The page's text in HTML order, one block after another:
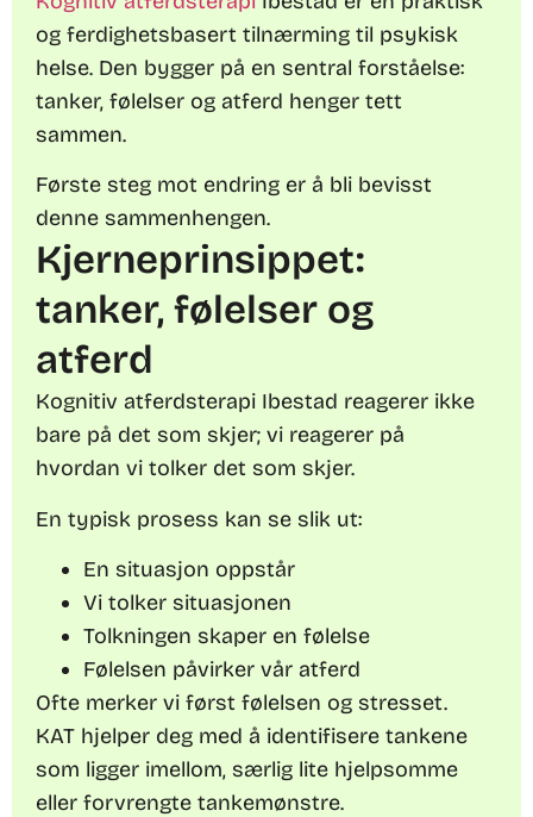
og ferdighetsbasert tilnærming til psykisk
helse. Den bygger på en sentral forståelse:
tanker, følelser og atferd henger tett
sammen.
Første steg mot endring er å bli bevisst
denne sammenhengen.
Kjerneprinsippet:
tanker, følelser og
atferd
Kognitiv atferdsterapi Ibestad reagerer ikke
bare på det som skjer; vi reagerer på
hvordan vi tolker det som skjer.
En typisk prosess kan se slik ut:
En situasjon oppstår
Vi tolker situasjonen
Tolkningen skaper en følelse
Følelsen påvirker vår atferd
Ofte merker vi først følelsen og stresset.
KAT hjelper deg med å identifisere tankene
som ligger imellom, særlig lite hjelpsomme
eller forvrengte tankemønstre.